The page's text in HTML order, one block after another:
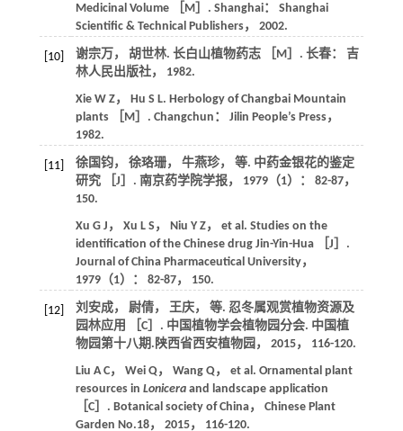
Medicinal Volume［M］. Shanghai： Shanghai
Scientific & Technical Publishers， 2002.
[10] 谢宗万， 胡世林. 长白山植物药志［M］. 长春： 吉
林人民出版社， 1982.
Xie W Z， Hu S L. Herbology of Changbai Mountain
plants［M］. Changchun： Jilin People’s Press，
1982.
[11] 徐国钧， 徐珞珊， 牛燕珍， 等. 中药金银花的鉴定
研究 ［J］. 南京药学院学报， 1979（1）： 82-87，
150.
Xu G J ， Xu L S ， Niu Y Z， et al . Studies on the
identification of the Chinese drug Jin-Yin-Hua ［J］.
Journal of China Pharmaceutical University，
1979（1）： 82-87， 150.
[12] 刘安成， 尉倩， 王庆， 等. 忍冬属观赏植物资源及
园林应用 ［C］. 中国植物学会植物园分会. 中国植
物园第十八期.陕西省西安植物园， 2015， 116-120.
Liu A C， Wei Q， Wang Q， et al . Ornamental plant
resources in Loniceraand landscape application
［C］. Botanical society of China， Chinese Plant
Garden No.18， 2015， 116-120.